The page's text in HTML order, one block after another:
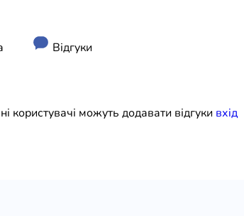
Художня
Відгуки
користувачі можуть додавати відгуки вхiд